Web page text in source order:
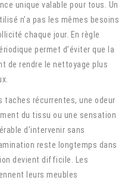
unique valable pour tous. Un
n’a pas les mêmes besoins
chaque jour. En règle
permet d’éviter que la
de rendre le nettoyage plus
taches récurrentes, une odeur
du tissu ou une sensation
d’intervenir sans
reste longtemps dans
devient difficile. Les
leurs meubles